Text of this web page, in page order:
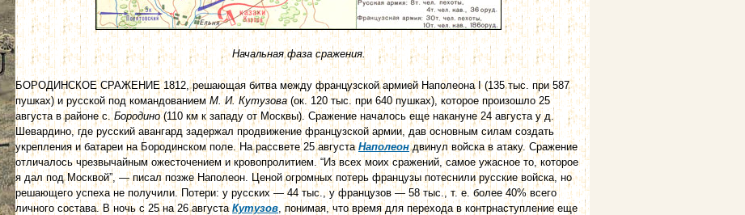
Начальная фаза сражения.
БОРОДИНСКОЕ СРАЖЕНИЕ 1812, решающая битва между французской армией Наполеона I (135 тыс. при 587
пушках) и русской под командованиемМ. И. Кутузова(ок. 120 тыс. при 640 пушках), которое произошло 25
августа в районе с.Бородино(110 км к западу от Москвы). Сражение началось еще накануне 24 августа у д.
Шевардино, где русский авангард задержал продвижение французской армии, дав основным силам создать
укрепления и батареи на Бородинском поле. На рассвете 25 августаНаполеондвинул войска в атаку. Сражение
отличалось чрезвычайным ожесточением и кровопролитием. “Из всех моих сражений, самое ужасное то, которое
я дал под Москвой”, — писал позже Наполеон. Ценой огромных потерь французы потеснили русские войска, но
решающего успеха не получили. Потери: у русских — 44 тыс., у французов — 58 тыс., т. е. более 40% всего
личного состава. В ночь с 25 на 26 августаКутузов , понимая, что время для перехода в контрнаступление еще